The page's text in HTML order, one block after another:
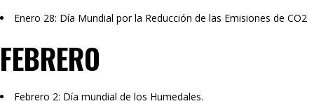
Enero 28: Día Mundial por la Reducción de las Emisiones de CO2
FEBRERO
Febrero 2: Día mundial de los Humedales.